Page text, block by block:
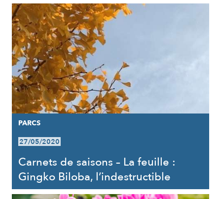
PARCS
27/05/2020
Carnets de saisons – La feuille :
Gingko Biloba, l’indestructible